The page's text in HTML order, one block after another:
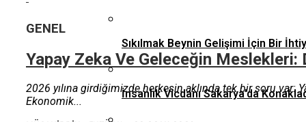
Sıkılmak Beynin Gelişimi İçin Bir
İnsanlık Vicdanı Sakarya’da
GENEL
Yapay Zeka Ve Geleceğin Meslekleri:
2026 yılına girdiğimizde herkesin aklında tek bir soru var:
Ekonomik...